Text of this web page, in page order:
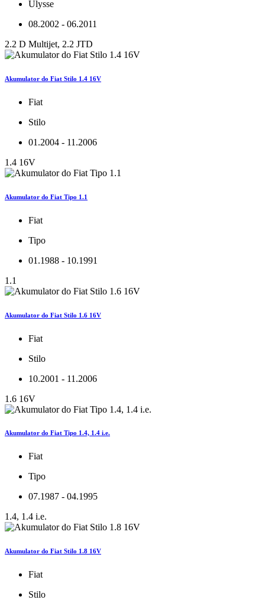
Ulysse
08.2002 - 06.2011
2.2 D Multijet, 2.2 JTD
Akumulator do Fiat Stilo 1.4 16V
Fiat
Stilo
01.2004 - 11.2006
1.4 16V
Akumulator do Fiat Tipo 1.1
Fiat
Tipo
01.1988 - 10.1991
1.1
Akumulator do Fiat Stilo 1.6 16V
Fiat
Stilo
10.2001 - 11.2006
1.6 16V
Akumulator do Fiat Tipo 1.4, 1.4 i.e.
Fiat
Tipo
07.1987 - 04.1995
1.4, 1.4 i.e.
Akumulator do Fiat Stilo 1.8 16V
Fiat
Stilo